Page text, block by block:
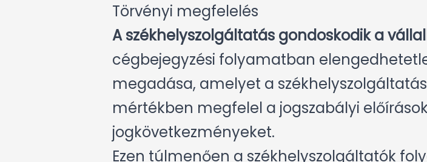
Törvényi megfelelés
A székhelyszolgáltatás gondoskodik a
cégbejegyzési folyamatban
megadása, amelyet a
mértékben megfelel a jogszabályi
jogkövetkezményeket.
Ezen túlmenően a székhelyszolgáltatók